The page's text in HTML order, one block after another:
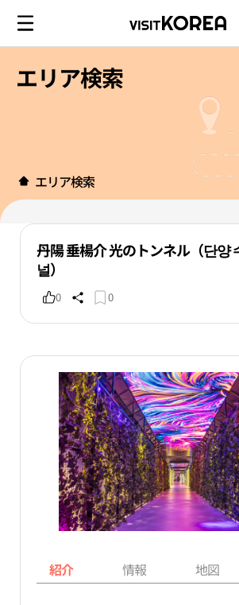
エリア検索
エリア検索
丹陽 垂楊介 光のトンネル（단양
널）
0 0
紹介 情報 地図